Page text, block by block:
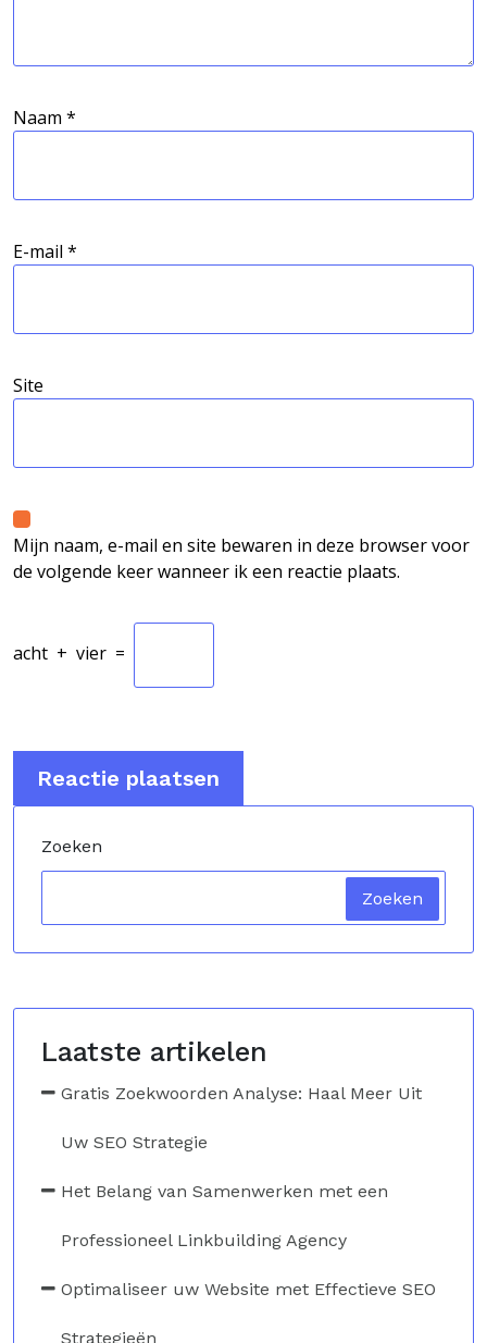
Naam *
E-mail *
Site
Mijn naam, e-mail en site bewaren in deze browser voor
de volgende keer wanneer ik een reactie plaats.
acht + vier =
Zoeken
Zoeken
Laatste artikelen
Gratis Zoekwoorden Analyse: Haal Meer Uit
Uw SEO Strategie
Het Belang van Samenwerken met een
Professioneel Linkbuilding Agency
Optimaliseer uw Website met Effectieve SEO
Strategieën